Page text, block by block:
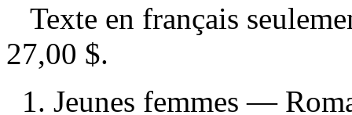
Texte en français
27,00 $.
1. Jeunes femmes —